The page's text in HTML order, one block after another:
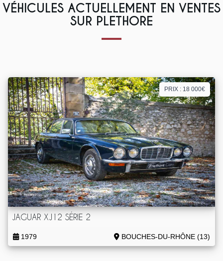
VÉHICULES ACTUELLEMENT EN VENTES
SUR PLETHORE
PRIX : 18 000€
JAGUAR XJ12 SÉRIE 2
1979 BOUCHES-DU-RHÔNE (13)